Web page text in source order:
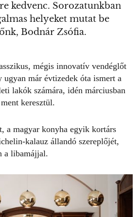
kedvenc. Sorozatunkban
helyeket mutat be
Bodnár Zsófia.
mégis innovatív vendéglőt
már évtizedek óta ismert a
lakók számára, idén márciusban
keresztül.
, a magyar konyha egyik kortárs
kalauz állandó szereplőjét,
a libamájjal.